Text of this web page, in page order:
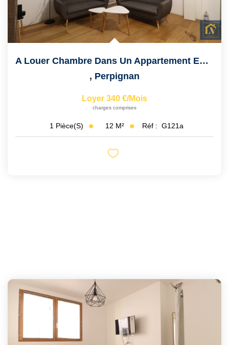
A Louer Chambre Dans Un Appartement En Colocation.
, Perpignan
Loyer 340 €/mois
charges comprises
1 Pièce(s) 12 M² Réf : G121a